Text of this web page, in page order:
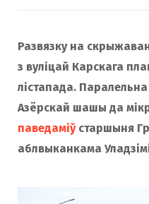
Развязку на
з вуліцай Карскага
лістапада.
Азёрскай шашы да
паведаміўстаршыня
аблвыканкама